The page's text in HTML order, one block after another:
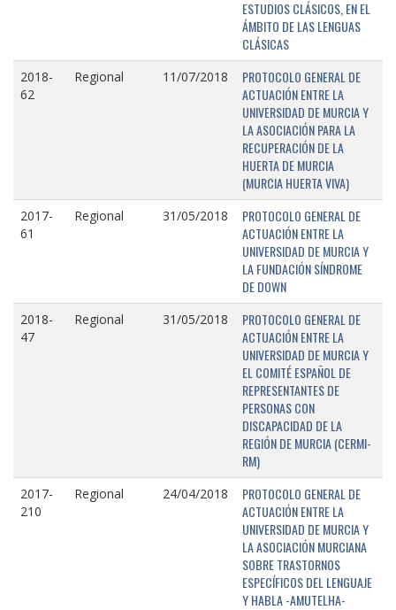
ESTUDIOS CLÁSICOS, EN EL
ÁMBITO DE LAS LENGUAS
CLÁSICAS
2018-
62
Regional 11/07/2018
PROTOCOLO GENERAL DE
ACTUACIÓN ENTRE LA
UNIVERSIDAD DE MURCIA Y
LA ASOCIACIÓN PARA LA
RECUPERACIÓN DE LA
HUERTA DE MURCIA
(MURCIA HUERTA VIVA)
2017-
61
Regional 31/05/2018
PROTOCOLO GENERAL DE
ACTUACIÓN ENTRE LA
UNIVERSIDAD DE MURCIA Y
LA FUNDACIÓN SÍNDROME
DE DOWN
2018-
47
Regional 31/05/2018
PROTOCOLO GENERAL DE
ACTUACIÓN ENTRE LA
UNIVERSIDAD DE MURCIA Y
EL COMITÉ ESPAÑOL DE
REPRESENTANTES DE
PERSONAS CON
DISCAPACIDAD DE LA
REGIÓN DE MURCIA (CERMI-
RM)
2017-
210
Regional 24/04/2018
PROTOCOLO GENERAL DE
ACTUACIÓN ENTRE LA
UNIVERSIDAD DE MURCIA Y
LA ASOCIACIÓN MURCIANA
SOBRE TRASTORNOS
ESPECÍFICOS DEL LENGUAJE
Y HABLA -AMUTELHA-